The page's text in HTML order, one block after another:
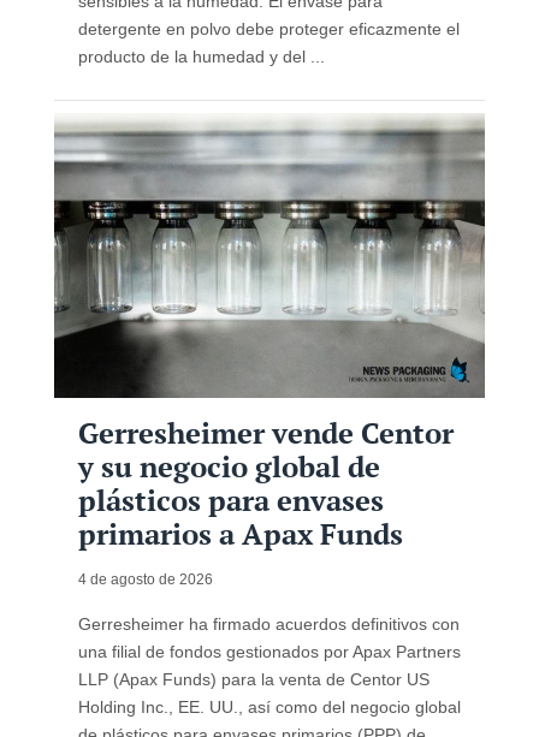
detergente en polvo debe proteger eficazmente el
producto de la humedad y del ...
Gerresheimer vende Centor
y su negocio global de
plásticos para envases
primarios a Apax Funds
4 de agosto de 2026
Gerresheimer ha firmado acuerdos definitivos con
una filial de fondos gestionados por Apax Partners
LLP (Apax Funds) para la venta de Centor US
Holding Inc., EE. UU., así como del negocio global